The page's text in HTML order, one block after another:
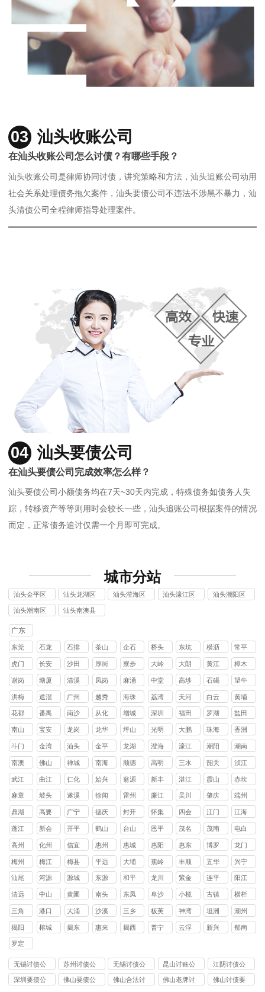
03 汕头收账公司
在汕头收账公司怎么讨债？有哪些手段？
汕头收账公司是律师协同讨债，讲究策略和方法，汕头追账公司动用
社会关系处理债务拖欠案件，汕头要债公司不违法不涉黑不暴力，汕
头清债公司全程律师指导处理案件。
04 汕头要债公司
在汕头要债公司完成效率怎么样？
汕头要债公司小额债务均在7天~30天内完成，特殊债务如债务人失
踪，转移资产等等则用时会较长一些，汕头追账公司根据案件的情况
而定，正常债务追讨仅需一个月即可完成。
城市分站
汕头金平区
讨债公司
汕头龙湖区
讨债公司
汕头澄海区
汕头濠江区
汕头潮阳区
汕头潮南区
讨债公司
汕头南澳县
广东
东莞
石龙
镇
石排
镇
茶山
镇
企石
镇
桥头
镇
东坑
镇
横沥
镇
常平
镇
虎门
镇
长安
镇
沙田
镇
厚街
镇
寮步
镇
大岭
山镇
大朗
镇
黄江
镇
樟木
头镇
谢岗
镇
塘厦
镇
清溪
镇
凤岗
镇
麻涌
镇
中堂
镇
高埗
镇
石碣
镇
望牛
墩镇
洪梅
镇
道滘
镇
广州
越秀
区
海珠
区
荔湾
区
天河
区
白云
区
黄埔
区
花都
区
番禺
区
南沙
区
从化
区
增城
区
深圳
福田
区
罗湖
区
盐田
区
南山
区
宝安
区
龙岗
区
龙华
区
坪山
区
光明
区
大鹏
新区
珠海
香洲
区
斗门
区
金湾
区
汕头
金平
区
龙湖
区
澄海
区
濠江
区
潮阳
区
潮南
区
南澳
县
佛山
禅城
区
南海
区
顺德
区
高明
区
三水
区
韶关
浈江
区
武江
区
曲江
区
仁化
县
始兴
县
翁源
县
新丰
县
湛江
霞山
区
赤坎
区
麻章
区
坡头
区
遂溪
县
徐闻
县
雷州
市
廉江
市
吴川
市
肇庆
端州
区
鼎湖
区
高要
区
广宁
县
德庆
县
封开
县
怀集
县
四会
市
江门
江海
区
蓬江
区
新会
区
开平
县
鹤山
县
台山
县
恩平
县
茂名
茂南
区
电白
区
高州
市
化州
市
信宜
市
惠州
惠城
区
惠阳
区
惠东
县
博罗
县
龙门
县
梅州
梅江
区
梅县
区
平远
县
大埔
县
蕉岭
县
丰顺
县
五华
县
兴宁
市
汕尾 河源
源城
区
东源
县
和平
县
龙川
县
紫金
县
连平
县
阳江
清远 中山
黄圃
镇
南头
镇
东凤
镇
阜沙
镇
小榄
镇
古镇
镇
横栏
镇
三角
镇
港口
镇
大涌
镇
沙溪
镇
三乡
镇
板芙
镇
神湾
镇
坦洲
镇
潮州
揭阳
榕城
揭东
惠来
揭西
普宁
云浮
新兴
郁南
罗定
市
无锡讨债公
司
苏州讨债公
司
无锡讨债公
司
昆山讨账公
司
江阴讨债公
司
深圳要债公
佛山要债公
佛山合法讨
佛山老牌讨
佛山讨债要